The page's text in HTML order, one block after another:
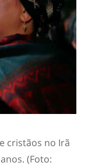
cristãos no Irã
(Foto: